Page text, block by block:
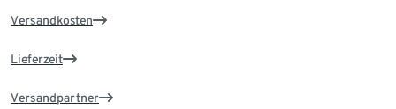
Versandkosten
Lieferzeit
Versandpartner